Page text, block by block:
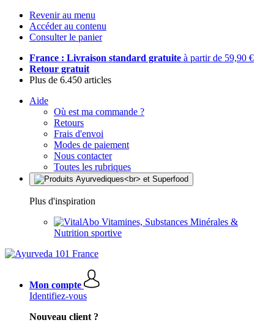
Revenir au menu
Accéder au contenu
Consulter le panier
France : Livraison standard gratuite à partir de 59,90 €
Retour gratuit
Plus de 6.450 articles
Aide
Où est ma commande ?
Retours
Frais d'envoi
Modes de paiement
Nous contacter
Toutes les rubriques
Plus d'inspiration
Vitamines, Substances Minérales &
Nutrition sportive
Mon compte
Identifiez-vous
Nouveau client ?